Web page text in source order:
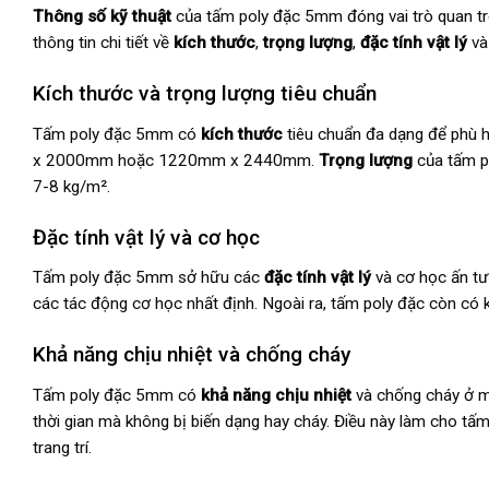
Thông số kỹ thuật của tấm poly đặc 5mm đóng vai trò quan
thông tin chi tiết về kích thước,trọng lượng, đặc tính vật lý
Kích thước và trọng lượng tiêu chuẩn
Tấm poly đặc 5mm có kích thước tiêu chuẩn đa dạng để phù
x 2000mm hoặc 1220mm x 2440mm. Trọng lượng của tấm
7-8 kg/m².
Đặc tính vật lý và cơ học
Tấm poly đặc 5mm sở hữu các đặc tính vật lývà cơ học ấn
các tác động cơ học nhất định. Ngoài ra, tấm poly đặc còn có
Khả năng chịu nhiệt và chống cháy
Tấm poly đặc 5mm có khả năng chịu nhiệt và chống cháy ở
thời gian mà không bị biến dạng hay cháy. Điều này làm cho
trang trí.